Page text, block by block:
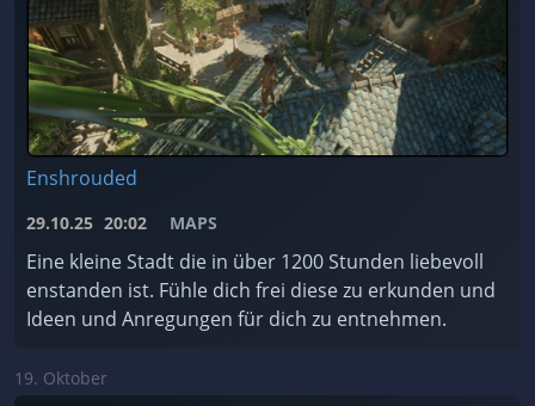
Enshrouded
29.10.25 20:02 MAPS
Eine kleine Stadt die in über 1200 Stunden liebevoll
enstanden ist. Fühle dich frei diese zu erkunden und
Ideen und Anregungen für dich zu entnehmen.
19. Oktober